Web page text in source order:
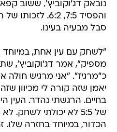
נובאק דג'וקוביץ', ששוב
והפסיד 7:5, 6:2.
סבל מבעיה בעינו.
"לשחק עם עין אחת, במיוחד
מספיק", אמר דג'וקוביץ',
כ"מרגיז". "אני מרגיש חולה
יאמן שזה קורה לי מכיוון
בחיים. הרגשתי נהדר. העין
של 5:5 לא יכולתי לשחק.
הכדור, במיוחד בחזרה שלו.